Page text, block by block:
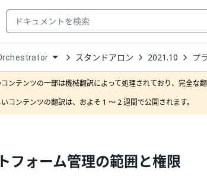
スタンドアロン 2021.10 プ
コンテンツの一部は機械翻訳によって処理されており、完全な
コンテンツの翻訳は、およそ 1 ～ 2 週間で公開されます。
フォーム管理の範囲と権限